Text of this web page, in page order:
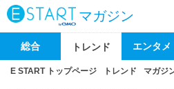
マガジン
総合 トレンド エンタメ
E START トップページ トレンド マガジ